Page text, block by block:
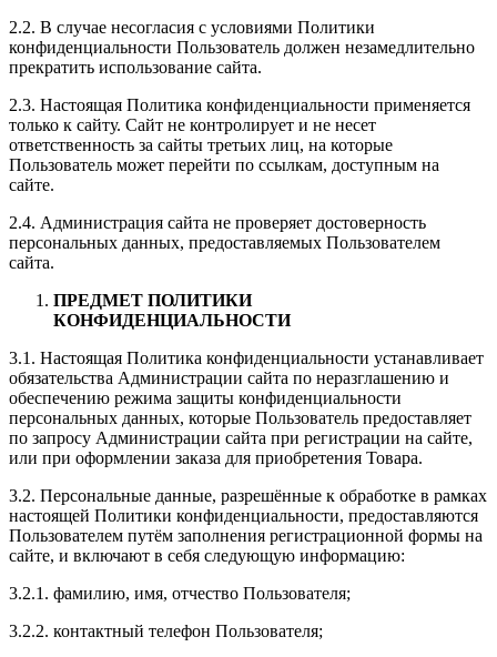
2.2. В случае несогласия с условиями Политики
конфиденциальности Пользователь должен незамедлительно
прекратить использование сайта.
2.3. Настоящая Политика конфиденциальности применяется
только к сайту. Сайт не контролирует и не несет
ответственность за сайты третьих лиц, на которые
Пользователь может перейти по ссылкам, доступным на
сайте.
2.4. Администрация сайта не проверяет достоверность
персональных данных, предоставляемых Пользователем
сайта.
ПРЕДМЕТ ПОЛИТИКИ
КОНФИДЕНЦИАЛЬНОСТИ
3.1. Настоящая Политика конфиденциальности устанавливает
обязательства Администрации сайта по неразглашению и
обеспечению режима защиты конфиденциальности
персональных данных, которые Пользователь предоставляет
по запросу Администрации сайта при регистрации на сайте,
или при оформлении заказа для приобретения Товара.
3.2. Персональные данные, разрешённые к обработке в рамках
настоящей Политики конфиденциальности, предоставляются
Пользователем путём заполнения регистрационной формы на
сайте, и включают в себя следующую информацию:
3.2.1. фамилию, имя, отчество Пользователя;
3.2.2. контактный телефон Пользователя;